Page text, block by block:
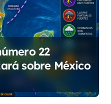
22
sobre México